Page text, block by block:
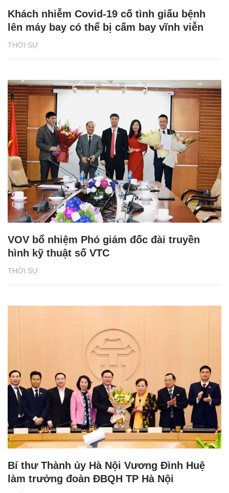
THỜI SỰ
Khách nhiễm Covid-19 cố tình giấu bệnh
lên máy bay có thể bị cấm bay vĩnh viễn
THỜI SỰ
VOV bổ nhiệm Phó giám đốc đài truyền
hình kỹ thuật số VTC
Bí thư Thành ủy Hà Nội Vương Đình Huệ
làm trưởng đoàn ĐBQH TP Hà Nội